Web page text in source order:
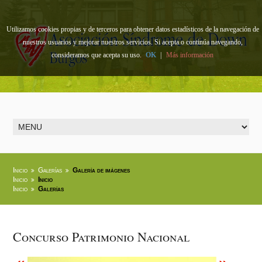
Inicio Galerías
Galería de imágenes
Inicio
Inicio
Inicio
Galerías
Concurso Patrimonio Nacional
Utilizamos cookies propias y de terceros para obtener datos estadísticos de la navegación de
nuestros usuarios y mejorar nuestros servicios. Si acepta o continúa navegando,
consideramos que acepta su uso. OK Más información